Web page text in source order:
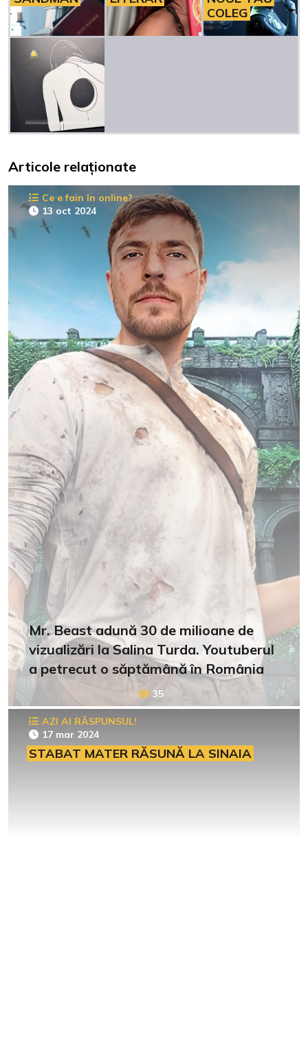
COLEG
Articole relaționate
Ce e fain în online?
13 oct 2024
Mr. Beast adună 30 de milioane de
vizualizări la Salina Turda. Youtuberul
a petrecut o săptămână în România
35
AZI AI RĂSPUNSUL!
17 mar 2024
STABAT MATER RĂSUNĂ LA SINAIA